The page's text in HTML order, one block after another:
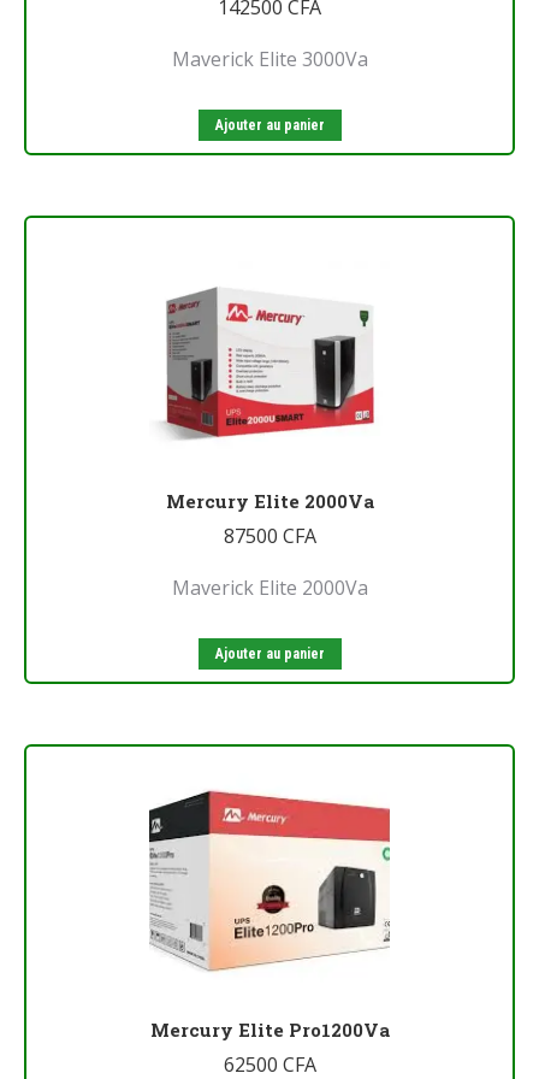
142500 CFA
Maverick Elite 3000Va
Ajouter au panier
Mercury Elite 2000Va
87500 CFA
Maverick Elite 2000Va
Ajouter au panier
Mercury Elite Pro1200Va
62500 CFA